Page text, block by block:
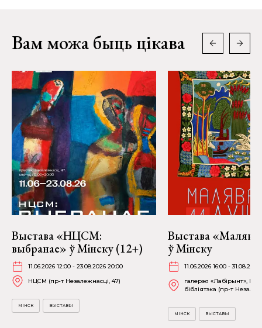
Вам можа быць цікава
Выстава «НЦСМ:
выбранае» ў Мінску (12+)
11.06.2026 12:00 - 23.08.2026 20:00
НЦСМ (пр-т Незалежнасці, 47)
МІНСК ВЫСТАВЫ
Выстава
ў Мінску
11.06.2026 16:00 - 31.08.2026
галерэя «Лабірынт»,
бібліятэка (пр-т
МІНСК ВЫСТАВЫ